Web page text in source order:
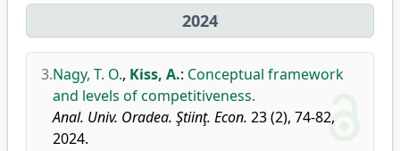
2024
3.Nagy, T. O., Kiss, A.: Conceptual framework
and levels of competitiveness.
Anal. Univ. Oradea. Ştiinţ. Econ. 23 (2), 74-82,
2024.